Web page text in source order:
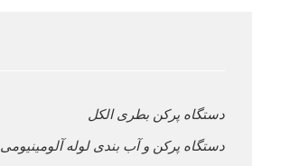
دستگاه پرکن بطری الکل
دستگاه پرکن و آب بندی لوله آلومینیومی